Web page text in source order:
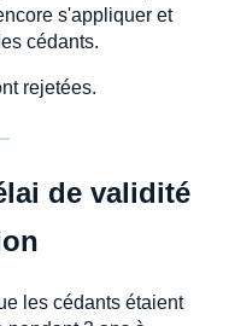
s'appliquer et
cédants.
rejetées.
de validité
les cédants étaient